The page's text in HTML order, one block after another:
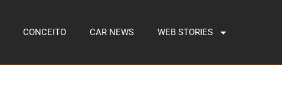
CONCEITO CAR NEWS WEB STORIES